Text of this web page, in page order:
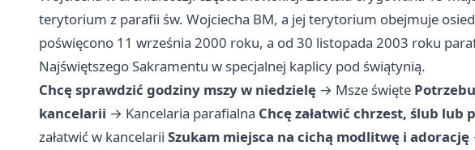
terytorium z parafii św. Wojciecha BM, a jej terytorium obejmuje
poświęcono 11 września 2000 roku, a od 30 listopada 2003 roku
Najświętszego Sakramentu w specjalnej kaplicy pod świątynią.
Chcę sprawdzić godziny mszy w niedzielę → Msze święte
kancelarii → Kancelaria parafialna Chcę załatwić chrzest, ślub lub
załatwić w kancelarii Szukam miejsca na cichą modlitwę i adorację